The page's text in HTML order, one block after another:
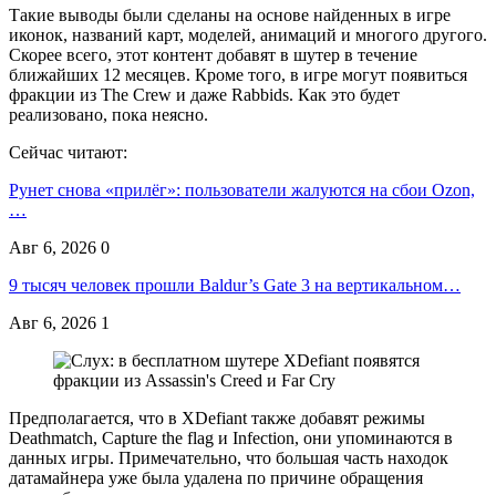
Такие выводы были сделаны на основе найденных в игре
иконок, названий карт, моделей, анимаций и многого другого.
Скорее всего, этот контент добавят в шутер в течение
ближайших 12 месяцев. Кроме того, в игре могут появиться
фракции из The Crew и даже Rabbids. Как это будет
реализовано, пока неясно.
Сейчас читают:
Рунет снова «прилёг»: пользователи жалуются на сбои Ozon,
…
Авг 6, 2026 0
9 тысяч человек прошли Baldur’s Gate 3 на вертикальном…
Авг 6, 2026 1
Предполагается, что в XDefiant также добавят режимы
Deathmatch, Capture the flag и Infection, они упоминаются в
данных игры. Примечательно, что большая часть находок
датамайнера уже была удалена по причине обращения